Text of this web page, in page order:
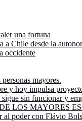
una fortuna
Chile desde la
occidente
mayores.
y hoy impulsa
sin funcionar y
LOS MAYORES
al poder con Flávio